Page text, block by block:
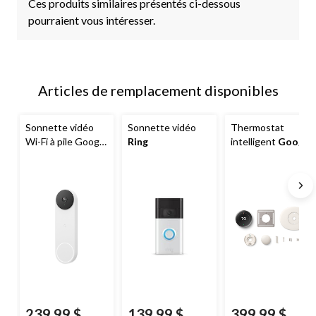
Ces produits similaires présentés ci-dessous
pourraient vous intéresser.
Articles de remplacement disponibles
Sonnette vidéo
Wi-Fi à pile Google
Sonnette vidéo
Ring
Thermostat
intelligent Google